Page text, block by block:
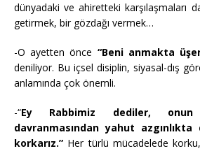
dünyadaki ve ahiretteki karşılaşmaları
getirmek, bir gözdağı vermek…
-O ayetten önce “Beni anmakta
deniliyor. Bu içsel disiplin, siyasal-dış
anlamında çok önemli.
-“Ey Rabbimiz dediler,
davranmasından yahut
korkarız.” Her türlü mücadelede